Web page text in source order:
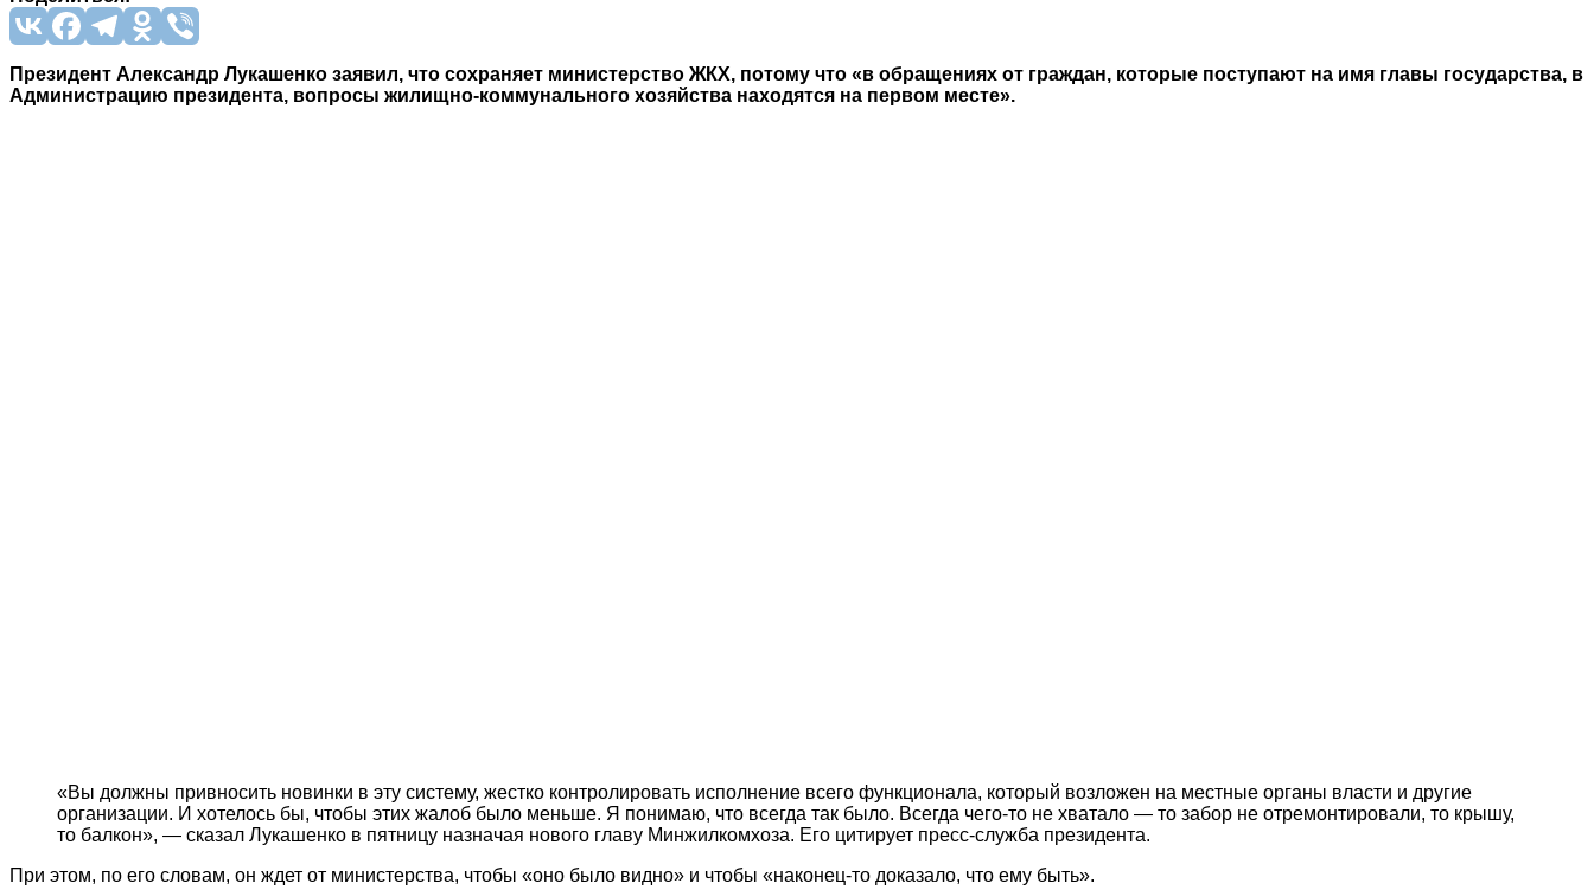
Президент Александр Лукашенко заявил, что сохраняет министерство ЖКХ, потому что «в обращениях от граждан, которые поступают на имя главы государства, в
Администрацию президента, вопросы жилищно-коммунального хозяйства находятся на первом месте».
«Вы должны привносить новинки в эту систему, жестко контролировать исполнение всего функционала, который возложен на местные органы власти и другие
организации. И хотелось бы, чтобы этих жалоб было меньше. Я понимаю, что всегда так было. Всегда чего-то не хватало — то забор не отремонтировали, то крышу,
то балкон», — сказал Лукашенко в пятницу назначая нового главу Минжилкомхоза. Его цитирует пресс-служба президента.
При этом, по его словам, он ждет от министерства, чтобы «оно было видно» и чтобы «наконец-то доказало, что ему быть».